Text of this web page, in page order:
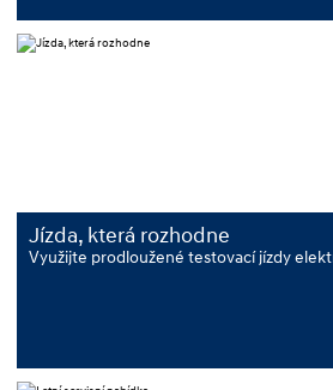
Jízda, která rozhodne
Využijte prodloužené testovací jízdy